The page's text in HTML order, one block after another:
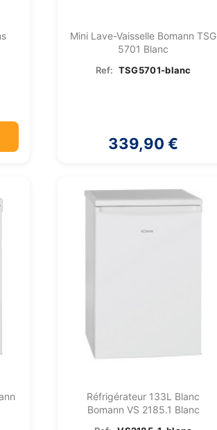
Mini Lave-Vaisselle Bomann TSG
5701 Blanc
Ref: TSG5701-blanc
339,90 €
Réfrigérateur 133L Blanc
Bomann VS 2185.1 Blanc